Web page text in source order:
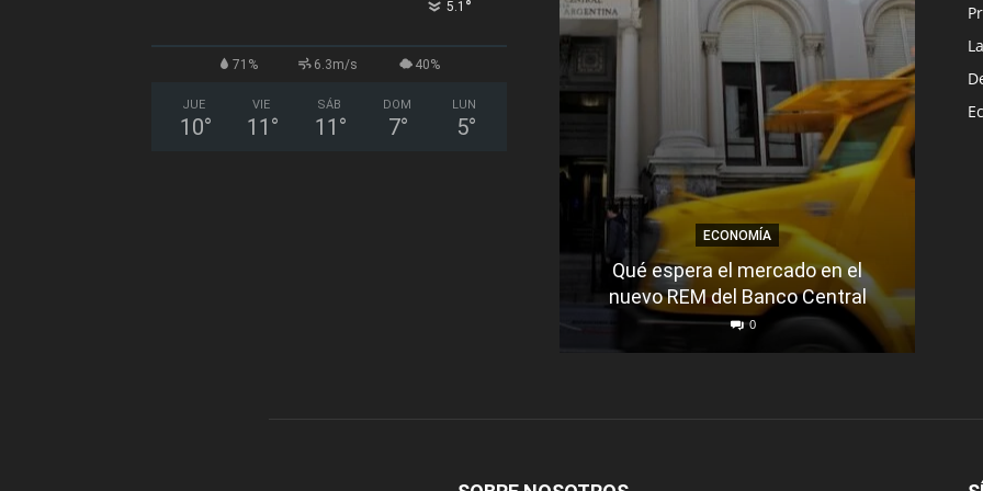
5.1 °
71% 6.3m/s 40%
JUE
10°
VIE
11 °
SÁB
11 °
DOM
7°
LUN
5°
ECONOMÍA
Qué espera el mercado en el
nuevo REM del Banco Central
0